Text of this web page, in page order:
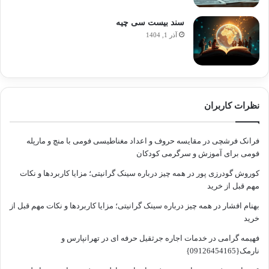
ارکان تشکیل دهنده مزاحمت ملکی
برای تحقق جرم مزاحمت ملکی یا مسئولیت مدنی ناشی از آن،
وجود سه رکن اساسی ضروری است که در ادامه به تفصیل بررسی
می شوند:
الف) رکن قانونی:این رکن شامل مواد قانونی است که مزاحمت
ملکی را جرم انگاری کرده یا در حوزه مسئولیت مدنی به آن اشاره
دارند. اصلی ترین مواد در این زمینه عبارت اند از:
ماده ۶۹۰ قانون مجازات اسلامی (بخش تعزیرات): این ماده به
دانسته و برای آن مجازات تعیین کرده است.
اما مواد مرتبطی مانند ماده ۶۹۰ قانون مدنی (در خصوص
حقوقی مزاحمت ملکی باشند.
سند بیست سی چیه
آذر 1, 1404
نظرات کاربران
فرانک فرشچی در مقایسه حروف و اعداد مغناطیسی فومی با منچ و مارپله
فومی برای آموزش و سرگرمی کودکان
کوروش گودرزی پور در همه چیز درباره سینک گرانیتی؛ مزایا کاربردها و نکات
مهم قبل از خرید
بهنام افشار در همه چیز درباره سینک گرانیتی؛ مزایا کاربردها و نکات مهم قبل از
خرید
فهیمه گرامی در خدمات اجاره جرثقیل حرفه ای در تهرانپارس و
نارمک{09126454165}